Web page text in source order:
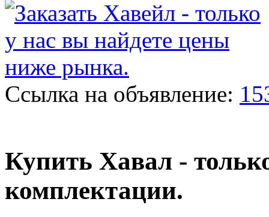
Ссылка на объявление:
Купить Хавал -
комплектации.